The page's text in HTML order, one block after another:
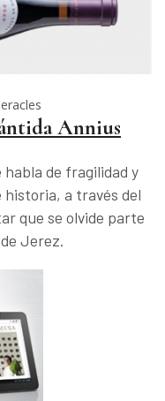
Annius
habla de fragilidad y
historia, a través del
que se olvide parte
Jerez.